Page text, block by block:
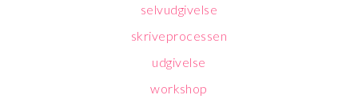
selvudgivelse
skriveprocessen
udgivelse
workshop